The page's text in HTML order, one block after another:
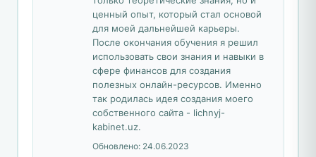
ценный опыт, который стал основой
для моей дальнейшей карьеры.
После окончания обучения я решил
использовать свои знания и навыки в
сфере финансов для создания
полезных онлайн-ресурсов. Именно
так родилась идея создания моего
собственного сайта - lichnyj-
kabinet.uz.
Обновлено: 24.06.2023